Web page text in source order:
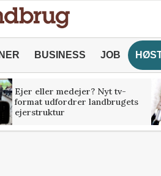
BUSINESS JOB
Ejer eller medejer? Nyt tv-
format udfordrer landbrugets
ejerstruktur